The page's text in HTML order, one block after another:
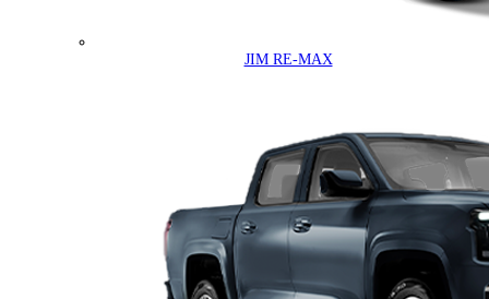
JIM RE-MAX